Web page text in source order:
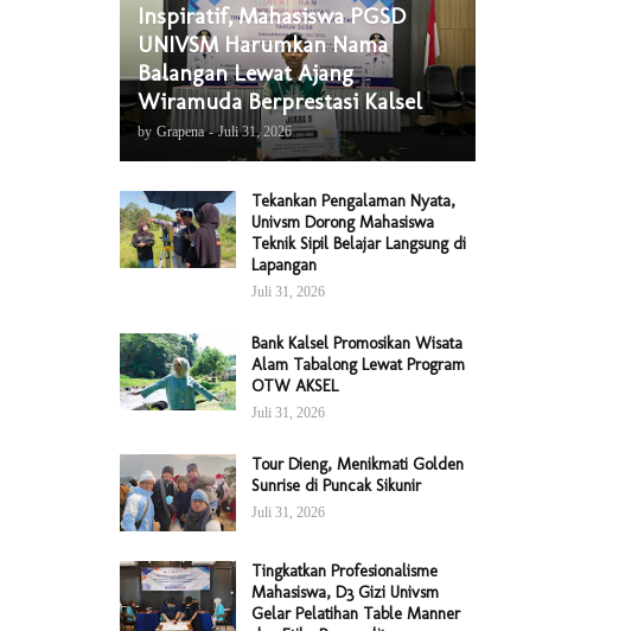
Inspiratif, Mahasiswa PGSD
UNIVSM Harumkan Nama
Balangan Lewat Ajang
Wiramuda Berprestasi Kalsel
by Grapena - Juli 31, 2026
Tekankan Pengalaman Nyata,
Univsm Dorong Mahasiswa
Teknik Sipil Belajar Langsung di
Lapangan
Juli 31, 2026
Bank Kalsel Promosikan Wisata
Alam Tabalong Lewat Program
OTW AKSEL
Juli 31, 2026
Tour Dieng, Menikmati Golden
Sunrise di Puncak Sikunir
Juli 31, 2026
Tingkatkan Profesionalisme
Mahasiswa, D3 Gizi Univsm
Gelar Pelatihan Table Manner